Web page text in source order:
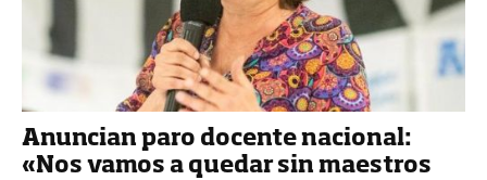
Anuncian paro docente nacional:
«Nos vamos a quedar sin maestros